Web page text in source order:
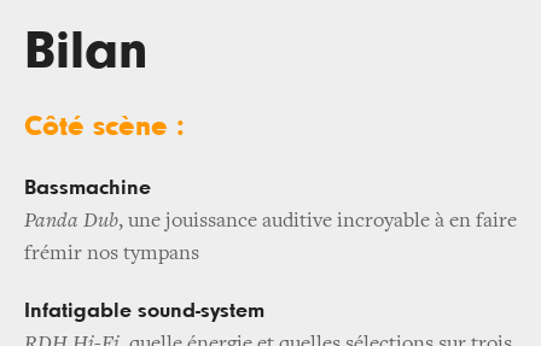
Bilan
Côté scène :
Bassmachine
Panda Dub, une jouissance auditive incroyable à en faire
frémir nos tympans
Infatigable sound-system